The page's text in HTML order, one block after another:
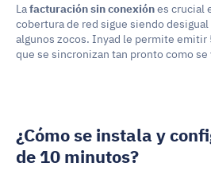
La facturación sin conexión es crucial
cobertura de red sigue siendo
algunos zocos. Inyad le permite emitir
que se sincronizan tan pronto como se
¿Cómo se instala y
de 10 minutos?